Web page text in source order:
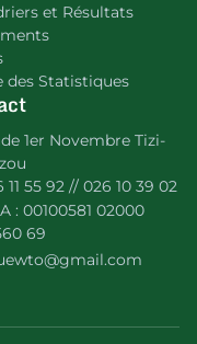
et Résultats
des Statistiques
1er Novembre Tizi-
11 55 92 // 026 10 39 02
: 00100581 02000
69